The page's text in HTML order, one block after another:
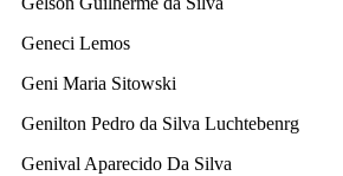
Geneci Lemos
Geni Maria Sitowski
Genilton Pedro da Silva Luchtebenrg
Genival Aparecido Da Silva